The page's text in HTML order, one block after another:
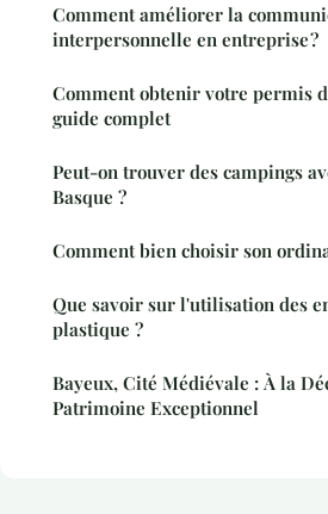
Comment améliorer la
interpersonnelle en entreprise ?
Comment obtenir votre permis
guide complet
Peut-on trouver des campings
Basque ?
Comment bien choisir son
Que savoir sur l'utilisation des
plastique ?
Bayeux, Cité Médiévale : À la
Patrimoine Exceptionnel